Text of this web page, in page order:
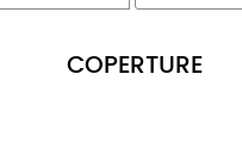
COPERTURE